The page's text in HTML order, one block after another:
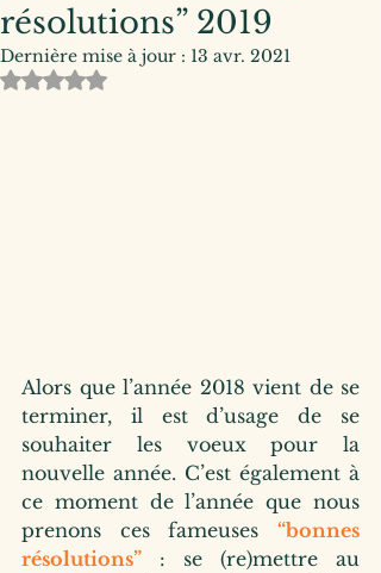
résolutions” 2019
Dernière mise à jour : 13 avr. 2021
Noté NaN étoiles sur 5.
Alors que l’année 2018 vient de se
terminer, il est d’usage de se
souhaiter les voeux pour la
nouvelle année. C’est également à
ce moment de l’année que nous
prenons ces fameuses “bonnes
résolutions” : se (re)mettre au